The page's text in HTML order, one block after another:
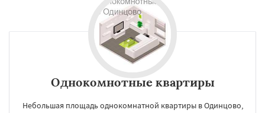
Однокомнотные квартиры
Небольшая площадь однокомнатной квартиры в Одинцово,